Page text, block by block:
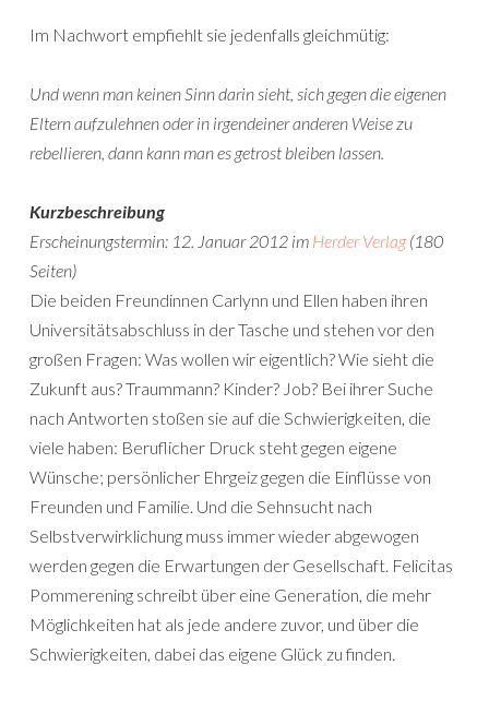
Im Nachwort empfiehlt sie jedenfalls gleichmütig:
Und wenn man keinen Sinn darin sieht, sich gegen die eigenen
Eltern aufzulehnen oder in irgendeiner anderen Weise zu
rebellieren, dann kann man es getrost bleiben lassen.
Kurzbeschreibung
Erscheinungstermin: 12. Januar 2012 im Herder Verlag(180
Seiten)
Die beiden Freundinnen Carlynn und Ellen haben ihren
Universitätsabschluss in der Tasche und stehen vor den
großen Fragen: Was wollen wir eigentlich? Wie sieht die
Zukunft aus? Traummann? Kinder? Job? Bei ihrer Suche
nach Antworten stoßen sie auf die Schwierigkeiten, die
viele haben: Beruflicher Druck steht gegen eigene
Wünsche; persönlicher Ehrgeiz gegen die Einflüsse von
Freunden und Familie. Und die Sehnsucht nach
Selbstverwirklichung muss immer wieder abgewogen
werden gegen die Erwartungen der Gesellschaft. Felicitas
Pommerening schreibt über eine Generation, die mehr
Möglichkeiten hat als jede andere zuvor, und über die
Schwierigkeiten, dabei das eigene Glück zu finden.